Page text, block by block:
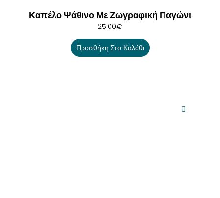
Καπέλο Ψάθινο Με Ζωγραφική Παγώνι
25.00€
Προσθήκη Στο Καλάθι